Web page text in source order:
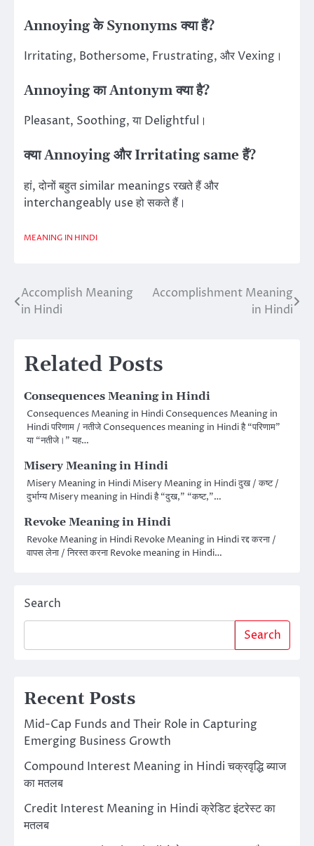
Annoying के Synonyms क्या हैं?
Irritating, Bothersome, Frustrating, और Vexing।
Annoying का Antonym क्या है?
Pleasant, Soothing, या Delightful।
क्या Annoying और Irritating same हैं?
हां, दोनों बहुत similar meanings रखते हैं और
interchangeably use हो सकते हैं।
MEANING IN HINDI
Post
Accomplish Meaning
in Hindi
Accomplishment Meaning
in Hindi
Related Posts
Consequences Meaning in Hindi
Consequences Meaning in Hindi Consequences Meaning in
Hindi परिणाम / नतीजे Consequences meaning in Hindi है “परिणाम”
या “नतीजे।” यह…
Misery Meaning in Hindi
Misery Meaning in Hindi Misery Meaning in Hindi दुख / कष्ट /
दुर्भाग्य Misery meaning in Hindi है “दुख,” “कष्ट,”…
Revoke Meaning in Hindi
Revoke Meaning in Hindi Revoke Meaning in Hindi रद्द करना /
वापस लेना / निरस्त करना Revoke meaning in Hindi…
Search
Search
Recent Posts
Mid-Cap Funds and Their Role in Capturing
Emerging Business Growth
Compound Interest Meaning in Hindi चक्रवृद्धि ब्याज
का मतलब
Credit Interest Meaning in Hindi क्रेडिट इंटरेस्ट का
मतलब